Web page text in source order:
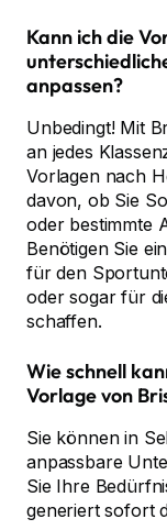
Kann ich die
anpassen?
Unbedingt! Mit
an jedes
Vorlagen nach
davon, ob Sie
oder bestimmte
Benötigen Sie
für den
oder sogar für
schaffen.
Wie schnell
Vorlage von
Sie können in
anpassbare
Sie Ihre
generiert sofort